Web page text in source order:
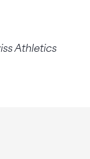
Athletics